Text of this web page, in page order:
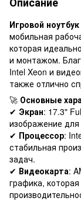
Игровой
мобильная
которая
и монтажом.
Intel Xeon и
также отлично
🚀 Основные
✔ Экран: 17.3"
изображение
✔ Процессор:
стабильная
задач.
✔ Видеокарта:
графика,